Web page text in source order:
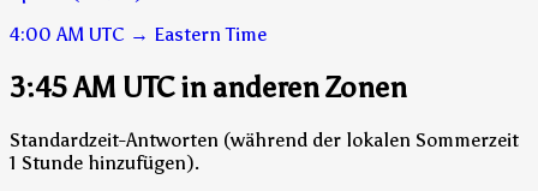
4:00 AM UTC → Eastern Time
3:45 AM UTC in anderen Zonen
Standardzeit-Antworten (während der lokalen Sommerzeit
1 Stunde hinzufügen).